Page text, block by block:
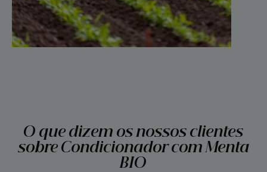
O que dizem os nossos clientes
sobre Condicionador com Menta
BIO